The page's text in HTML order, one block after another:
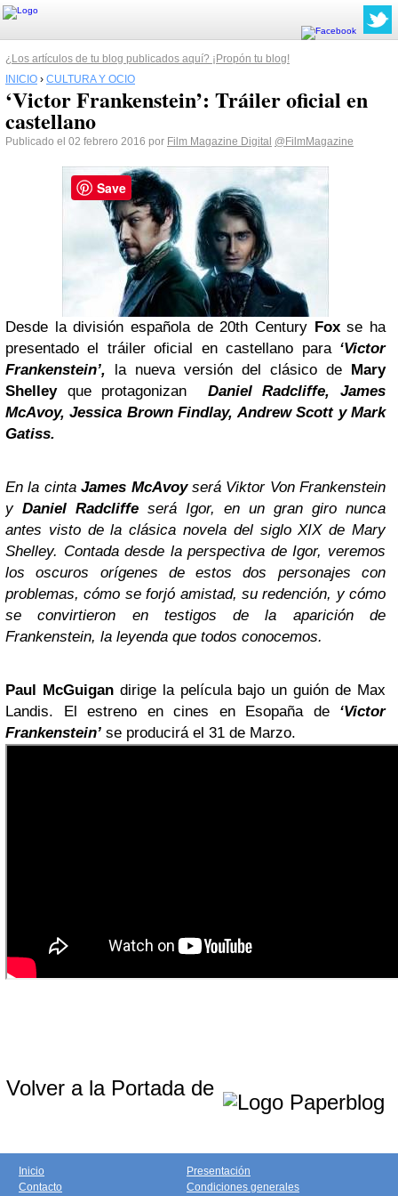
¿Los artículos de tu blog publicados aquí? ¡Propón tu blog!
INICIO › CULTURA Y OCIO
‘Victor Frankenstein’: Tráiler oficial en
castellano
Publicado el 02 febrero 2016 por Film Magazine Digital @FilmMagazine
Desde la división española de 20th Century Foxse ha
presentado el tráiler oficial en castellano para ‘Victor
Frankenstein’, la nueva versión del clásico de Mary
Shelleyque protagonizan Daniel Radcliffe, James
McAvoy, Jessica Brown Findlay, Andrew Scott y Mark
Gatiss.
En la cintaJames McAvoyserá Viktor Von Frankenstein
y Daniel Radcliffe será Igor, en un gran giro nunca
antes visto de la clásica novela del siglo XIX de Mary
Shelley. Contada desde la perspectiva de Igor, veremos
los oscuros orígenes de estos dos personajes con
problemas, cómo se forjó amistad, su redención, y cómo
se convirtieron en testigos de la aparición de
Frankenstein, la leyenda que todos conocemos.
Paul McGuigan dirige la película bajo un guión de Max
Landis. El estreno en cines en Esopaña de ‘Victor
Frankenstein’ se producirá el 31 de Marzo.
Volver a la Portada de
Inicio
Contacto
Presentación
Condiciones generales
Save